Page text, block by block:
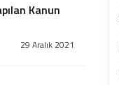
Kanun
29 Aralık 2021